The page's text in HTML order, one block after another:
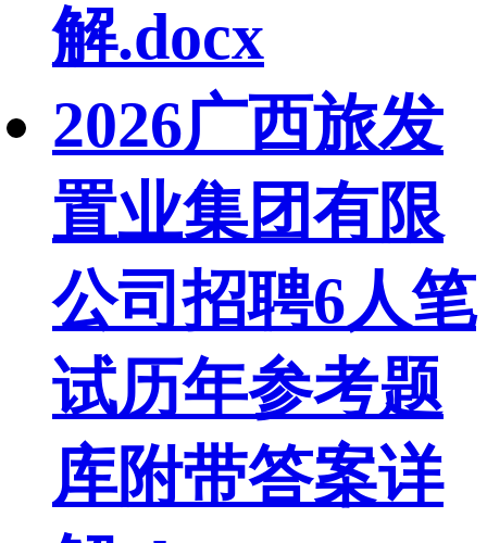
解.docx
2026广西旅发
置业集团有限
公司招聘6人笔
试历年参考题
库附带答案详